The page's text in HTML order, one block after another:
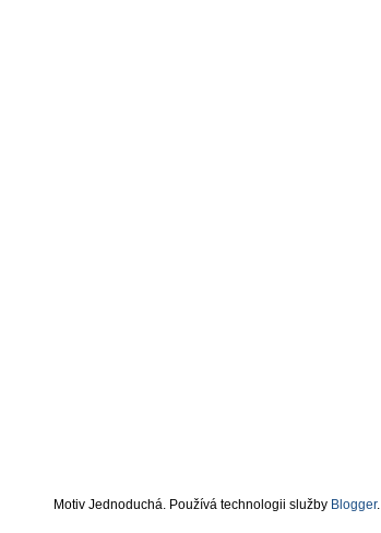
Motiv Jednoduchá. Používá technologii služby Blogger.